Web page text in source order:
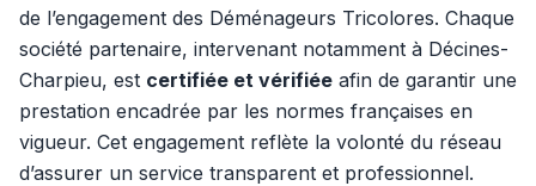
de l’engagement des Déménageurs Tricolores. Chaque
société partenaire, intervenant notamment à Décines-
Charpieu, est certifiée et vérifiée afin de garantir une
prestation encadrée par les normes françaises en
vigueur. Cet engagement reflète la volonté du réseau
d’assurer un service transparent et professionnel.